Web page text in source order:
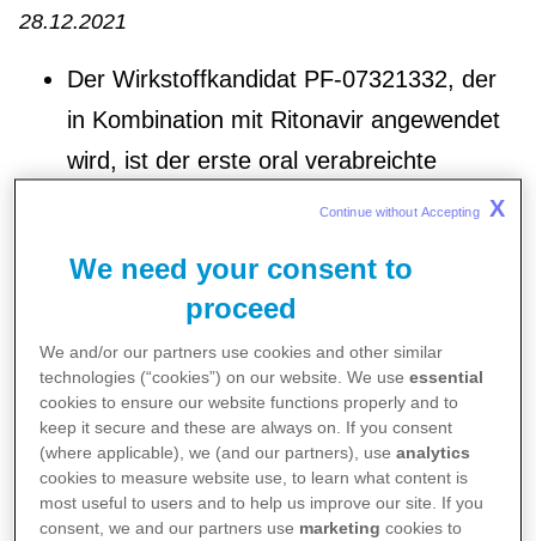
28.12.2021
Der Wirkstoffkandidat PF-07321332, der
in Kombination mit Ritonavir angewendet
wird, ist der erste oral verabreichte
Proteaseinhibitor, der speziell für die
wurde.
Die Behandlungszyklen werden erstmals
im Januar 2022 und in weiteren Tranchen
verteilt über das gesamte Jahr 2022 zur
Verfügung gestellt.
Der Ausschuss für Humanarzneimittel
(CHMP) der Europäischen
We need your consent to
proceed
We and/or our partners use cookies and other similar
technologies (“cookies”) on our website. We useessential
cookies to ensure our website functions properly and to
keep it secure and these are always on. If you consent
(where applicable), we (and our partners), useanalytics
cookies to measure website use, to learn what content is
most useful to users and to help us improve our site. If you
consent, we and our partners use marketing cookies to
Continue without Accepting X